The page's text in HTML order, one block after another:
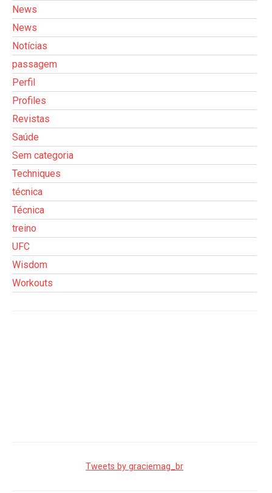
News
News
Notícias
passagem
Perfil
Profiles
Revistas
Saúde
Sem categoria
Techniques
técnica
Técnica
treino
UFC
Wisdom
Workouts
Tweets by graciemag_br